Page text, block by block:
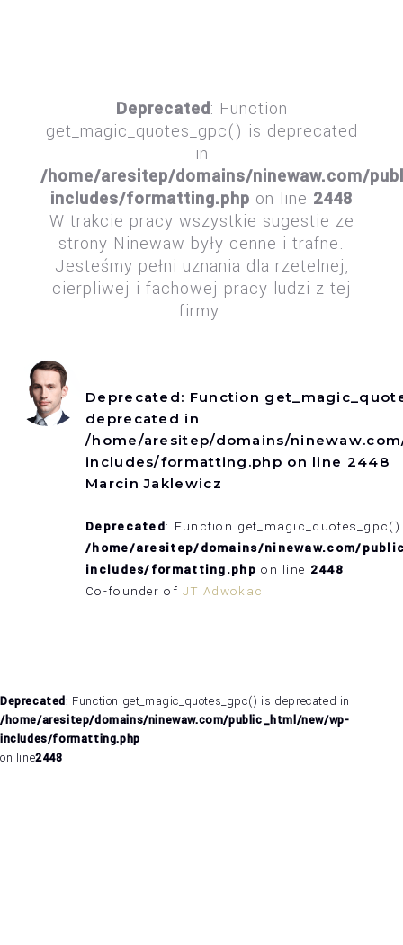
Deprecated: Function
get_magic_quotes_gpc() is deprecated
in
/home/aresitep/domains/ninewaw.com/
includes/formatting.php on line 2448
W trakcie pracy wszystkie sugestie ze
strony Ninewaw były cenne i trafne.
Jesteśmy pełni uznania dla rzetelnej,
cierpliwej i fachowej pracy ludzi z tej
firmy.
Deprecated: Function
deprecated in
/home/aresitep/domains/
includes/formatting.php on line 2448
Marcin Jaklewicz
Deprecated: Function
/home/aresitep/domains/ninewaw.com/
includes/formatting.php on line 2448
Co-founder ofJT Adwokaci
Deprecated: Function get_magic_quotes_gpc() is deprecated in
/home/aresitep/domains/ninewaw.com/public_html/new/wp-
includes/formatting.php
on line2448